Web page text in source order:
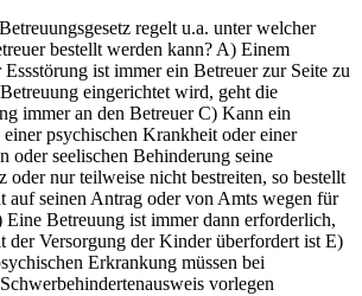
regelt u.a. unter welcher
bestellt werden kann? A) Einem
ist immer ein Betreuer zur Seite zu
eingerichtet wird, geht die
immer an den Betreuer C) Kann ein
psychischen Krankheit oder einer
oder seelischen Behinderung seine
oder nur teilweise nicht bestreiten, so bestellt
auf seinen Antrag oder von Amts wegen für
Betreuung ist immer dann erforderlich,
der Versorgung der Kinder überfordert ist E)
Erkrankung müssen bei
vorlegen